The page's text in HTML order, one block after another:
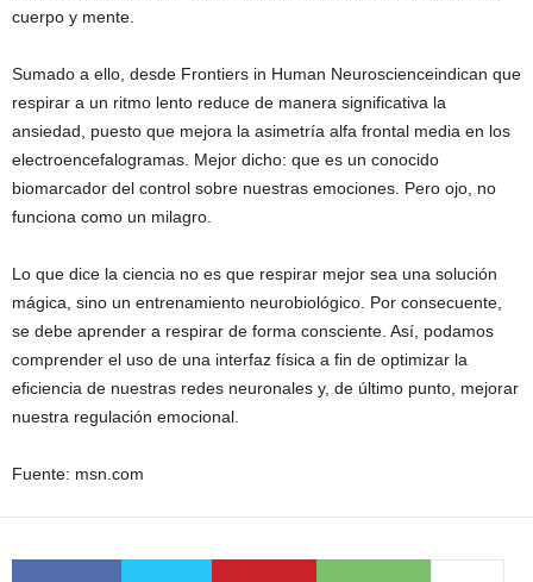
cuerpo y mente.
Sumado a ello, desde Frontiers in Human Neuroscienceindican que
respirar a un ritmo lento reduce de manera significativa la
ansiedad, puesto que mejora la asimetría alfa frontal media en los
electroencefalogramas. Mejor dicho: que es un conocido
biomarcador del control sobre nuestras emociones. Pero ojo, no
funciona como un milagro.
Lo que dice la ciencia no es que respirar mejor sea una solución
mágica, sino un entrenamiento neurobiológico. Por consecuente,
se debe aprender a respirar de forma consciente. Así, podamos
comprender el uso de una interfaz física a fin de optimizar la
eficiencia de nuestras redes neuronales y, de último punto, mejorar
nuestra regulación emocional.
Fuente: msn.com